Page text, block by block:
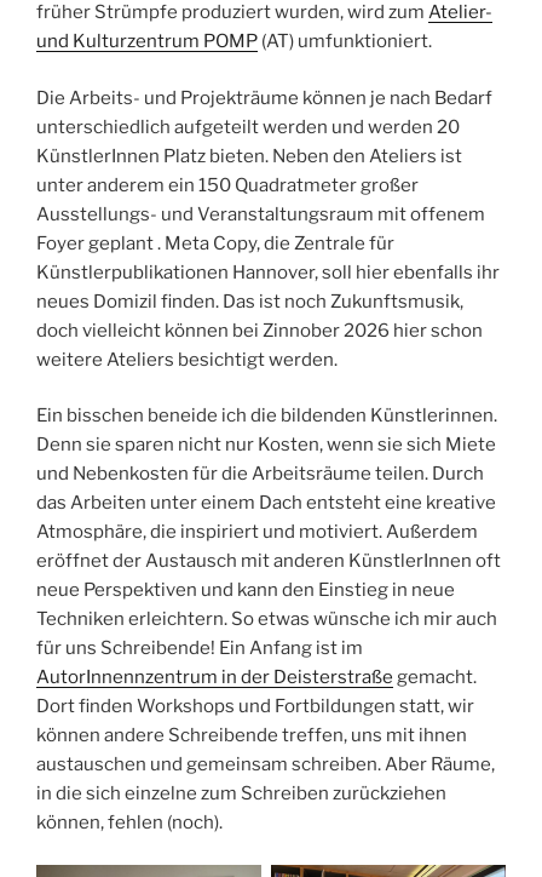
früher Strümpfe produziert wurden, wird zum Atelier-
und Kulturzentrum POMP (AT) umfunktioniert.
Die Arbeits- und Projekträume können je nach Bedarf
unterschiedlich aufgeteilt werden und werden 20
KünstlerInnen Platz bieten. Neben den Ateliers ist
unter anderem ein 150 Quadratmeter großer
Ausstellungs- und Veranstaltungsraum mit offenem
Foyer geplant . Meta Copy, die Zentrale für
Künstlerpublikationen Hannover, soll hier ebenfalls ihr
neues Domizil finden. Das ist noch Zukunftsmusik,
doch vielleicht können bei Zinnober 2026 hier schon
weitere Ateliers besichtigt werden.
Ein bisschen beneide ich die bildenden Künstlerinnen.
Denn sie sparen nicht nur Kosten, wenn sie sich Miete
und Nebenkosten für die Arbeitsräume teilen. Durch
das Arbeiten unter einem Dach entsteht eine kreative
Atmosphäre, die inspiriert und motiviert. Außerdem
eröffnet der Austausch mit anderen KünstlerInnen oft
neue Perspektiven und kann den Einstieg in neue
Techniken erleichtern. So etwas wünsche ich mir auch
für uns Schreibende! Ein Anfang ist im
AutorInnennzentrum in der Deisterstraße gemacht.
Dort finden Workshops und Fortbildungen statt, wir
können andere Schreibende treffen, uns mit ihnen
austauschen und gemeinsam schreiben. Aber Räume,
in die sich einzelne zum Schreiben zurückziehen
können, fehlen (noch).